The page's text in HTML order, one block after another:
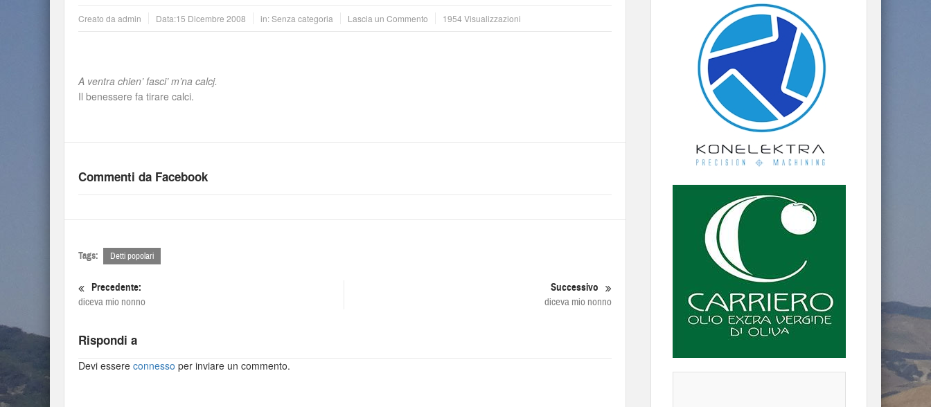
Creato da admin Data:15 Dicembre 2008 in: Senza categoria Lascia un Commento 1954 Visualizzazioni
A ventra chien’ fasci’ m’na calcj.
Il benessere fa tirare calci.
Commenti da Facebook
Tags: Detti popolari
Precedente:
diceva mio nonno
Successivo
diceva mio nonno
Rispondi a
Devi essere connesso per inviare un commento.